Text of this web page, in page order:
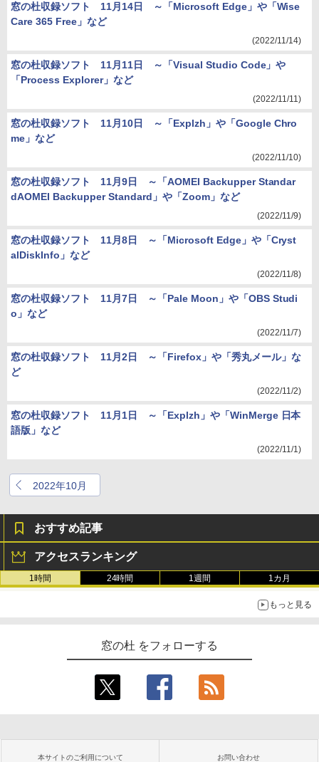
窓の杜収録ソフト 11月14日 ～「Microsoft Edge」や「Wise
Care 365 Free」など
(2022/11/14)
窓の杜収録ソフト 11月11日 ～「Visual Studio Code」や
「Process Explorer」など
(2022/11/11)
窓の杜収録ソフト 11月10日 ～「Explzh」や「Google Chro
me」など
(2022/11/10)
窓の杜収録ソフト 11月9日 ～「AOMEI Backupper Standar
dAOMEI Backupper Standard」や「Zoom」など
(2022/11/9)
窓の杜収録ソフト 11月8日 ～「Microsoft Edge」や「Cryst
alDiskInfo」など
(2022/11/8)
窓の杜収録ソフト 11月7日 ～「Pale Moon」や「OBS Studi
o」など
(2022/11/7)
窓の杜収録ソフト 11月2日 ～「Firefox」や「秀丸メール」な
ど
(2022/11/2)
窓の杜収録ソフト 11月1日 ～「Explzh」や「WinMerge 日本
語版」など
(2022/11/1)
2022年10月
おすすめ記事
アクセスランキング
1時間 24時間 1週間 1カ月
もっと見る
窓の杜 をフォローする
本サイトのご利用について お問い合わせ